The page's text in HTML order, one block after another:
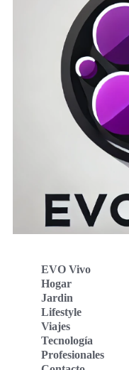
EVO Vivo
Hogar
Jardin
Lifestyle
Viajes
Tecnología
Profesionales